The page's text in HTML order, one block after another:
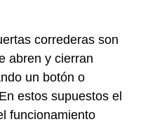
correderas son
abren y cierran
un botón o
estos supuestos el
funcionamiento